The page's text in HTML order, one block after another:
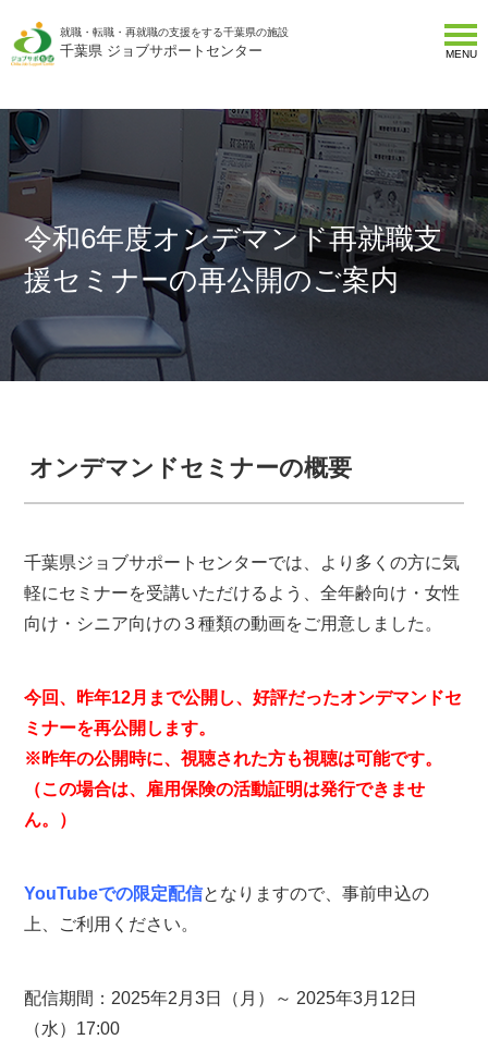
就職・転職・再就職の支援をする千葉県の施設
千葉県 ジョブサポートセンター MENU
令和6年度オンデマンド再就職支
援セミナーの再公開のご案内
オンデマンドセミナーの概要
千葉県ジョブサポートセンターでは、より多くの方に気
軽にセミナーを受講いただけるよう、全年齢向け・女性
向け・シニア向けの３種類の動画をご用意しました。
今回、昨年12月まで公開し、好評だったオンデマンドセ
ミナーを再公開します。
※昨年の公開時に、視聴された方も視聴は可能です。
（この場合は、雇用保険の活動証明は発行できませ
ん。）
YouTubeでの限定配信となりますので、事前申込の
上、ご利用ください。
配信期間：2025年2月3日（月）～ 2025年3月12日
（水）17:00